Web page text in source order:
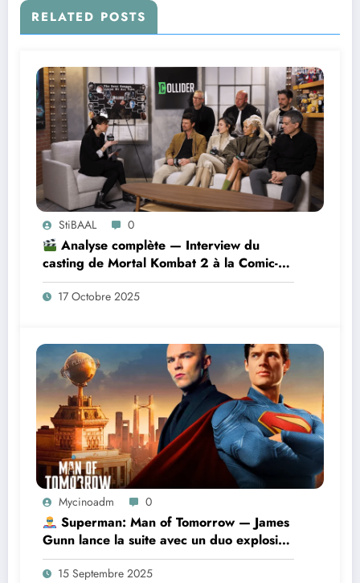
RELATED POSTS
StiBAAL 0
Analyse complète — Interview du
casting de Mortal Kombat 2 à la Comic-
Con 2025
17 Octobre 2025
Mycinoadm 0
Superman: Man of Tomorrow — James
Gunn lance la suite avec un duo explosif
Superman / Lex Luthor
15 Septembre 2025